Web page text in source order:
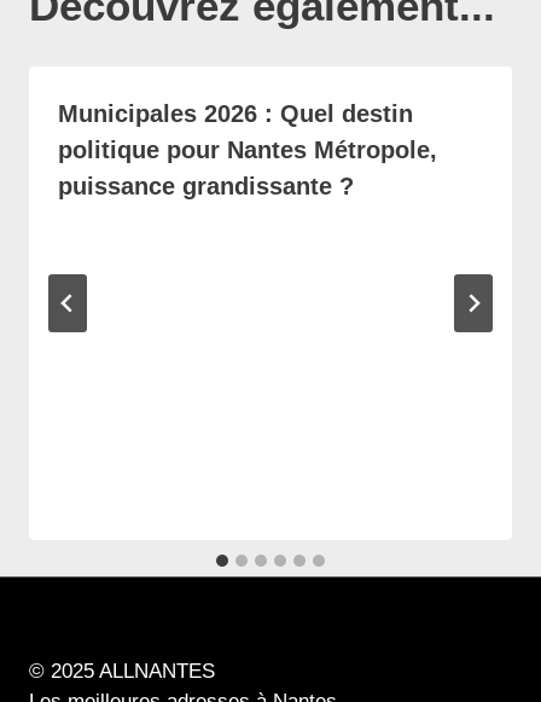
Municipales 2026 : Quel destin
politique pour Nantes Métropole,
puissance grandissante ?
© 2025 ALLNANTES